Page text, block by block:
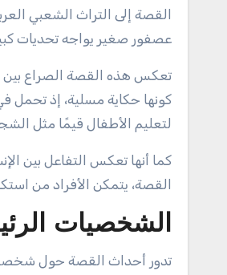
القصة إلى التراث الشعبي
عصفور صغير يواجه تحديات
تعكس هذه القصة الصراع بين
كونها حكاية مسلية، إذ تحمل
لتعليم الأطفال قيمًا مثل
كما أنها تعكس التفاعل بين
القصة، يتمكن الأفراد من
الشخصيات
تدور أحداث القصة حول